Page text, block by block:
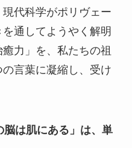
代科学がポリヴェー
通してようやく解明
力」を、私たちの祖
言葉に凝縮し、受け
は肌にある」は、単